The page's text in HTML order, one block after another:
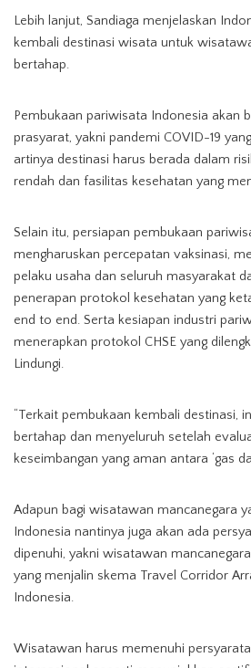
Lebih lanjut, Sandiaga menjelaskan
kembali destinasi wisata untuk
bertahap.
Pembukaan pariwisata Indonesia akan
prasyarat, yakni pandemi COVID-19
artinya destinasi harus berada dalam
rendah dan fasilitas kesehatan yang
Selain itu, persiapan pembukaan
mengharuskan percepatan vaksinasi,
pelaku usaha dan seluruh masyarakat
penerapan protokol kesehatan yang
end to end. Serta kesiapan industri
menerapkan protokol CHSE yang
Lindungi.
“Terkait pembukaan kembali destinasi,
bertahap dan menyeluruh setelah
keseimbangan yang aman antara ‘gas
Adapun bagi wisatawan mancanegara
Indonesia nantinya juga akan ada
dipenuhi, yakni wisatawan
yang menjalin skema Travel Corridor
Indonesia.
Wisatawan harus memenuhi